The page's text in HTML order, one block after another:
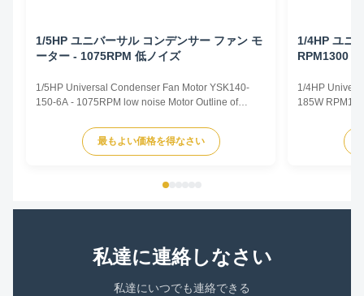
1/5HP ユニバーサル コンデンサー ファン モ
ーター - 1075RPM 低ノイズ
1/5HP Universal Condenser Fan Motor YSK140-
150-6A - 1075RPM low noise Motor Outline of
gray or black 2. Dimension : 140 3. Winding :
aluminium or 100 % copper Motor Specification of
最もよい価格を得なさい
1/4HP ユニ
RPM1300
1/4HP
185W
Voltage 110-
/ 60Hz / 50/
私達に連絡しなさい
私達にいつでも連絡できる